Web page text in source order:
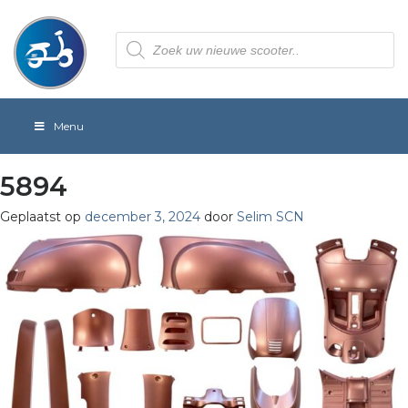
Producten
zoeken
Menu
5894
Geplaatst op december 3, 2024 door Selim SCN